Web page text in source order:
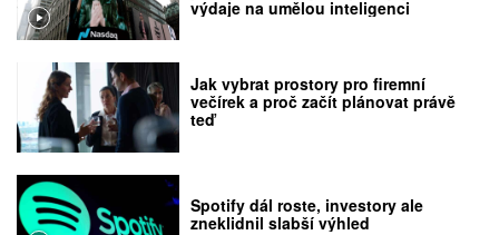
výdaje na umělou inteligenci
Jak vybrat prostory pro firemní
večírek a proč začít plánovat právě
teď
Spotify dál roste, investory ale
zneklidnil slabší výhled